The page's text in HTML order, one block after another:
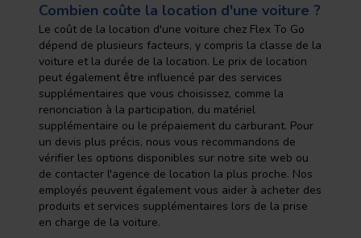
Combien coûte la location d'une voiture ?
Le coût de la location d'une voiture chez Flex To Go
dépend de plusieurs facteurs, y compris la classe de la
voiture et la durée de la location. Le prix de location
peut également être influencé par des services
supplémentaires que vous choisissez, comme la
renonciation à la participation, du matériel
supplémentaire ou le prépaiement du carburant. Pour
un devis plus précis, nous vous recommandons de
vérifier les options disponibles sur notre site web ou
de contacter l'agence de location la plus proche. Nos
employés peuvent également vous aider à acheter des
produits et services supplémentaires lors de la prise
en charge de la voiture.